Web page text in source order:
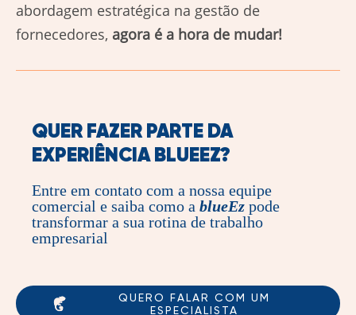
abordagem estratégica na gestão de
fornecedores, agora é a hora de mudar!
QUER FAZER PARTE DA
EXPERIÊNCIABLUEEZ?
Entre em contato com a nossa equipe
comercial e saiba como a blueEz pode
transformar a sua rotina de trabalho
empresarial
QUERO FALAR COM UM
ESPECIALISTA